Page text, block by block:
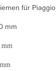
für Piaggio